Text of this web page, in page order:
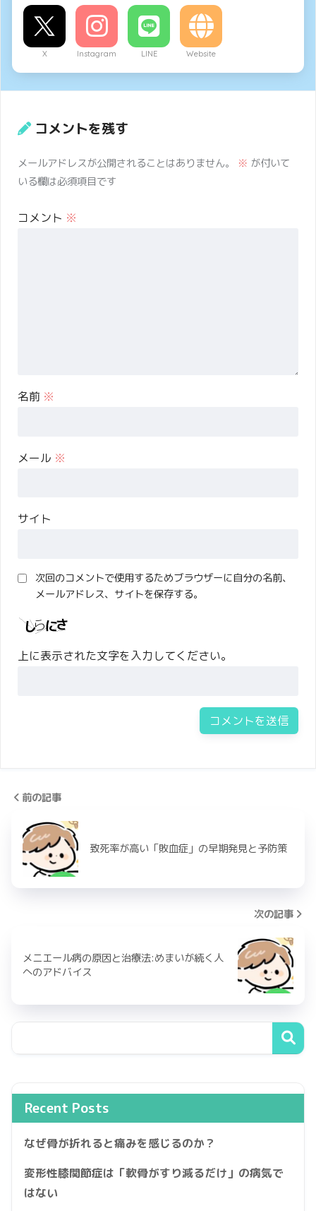
X Instagram LINE Website
コメントを残す
メールアドレスが公開されることはありません。 ※ が付いて
いる欄は必須項目です
コメント ※
名前 ※
メール ※
サイト
次回のコメントで使用するためブラウザーに自分の名前、
メールアドレス、サイトを保存する。
上に表示された文字を入力してください。
前の記事
致死率が高い「敗血症」の早期発見と予防策
次の記事
メニエール病の原因と治療法:めまいが続く人
へのアドバイス
Recent Posts
なぜ骨が折れると痛みを感じるのか？
変形性膝関節症は「軟骨がすり減るだけ」の病気で
はない